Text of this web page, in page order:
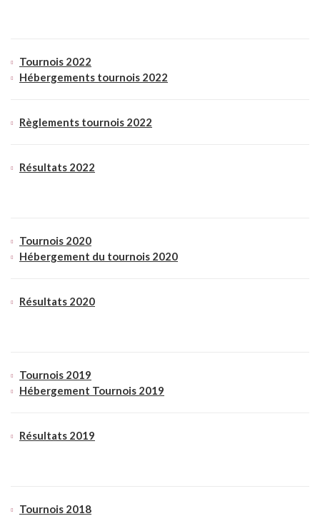
Tournois 2022
Hébergements tournois 2022
Règlements tournois 2022
Résultats 2022
Tournois 2020
Hébergement du tournois 2020
Résultats 2020
Tournois 2019
Hébergement Tournois 2019
Résultats 2019
Tournois 2018